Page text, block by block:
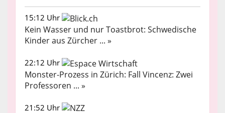
15:12 Uhr
Kein Wasser und nur Toastbrot: Schwedische
Kinder aus Zürcher ... »
22:12 Uhr
Monster-Prozess in Zürich: Fall Vincenz: Zwei
Professoren ... »
21:52 Uhr